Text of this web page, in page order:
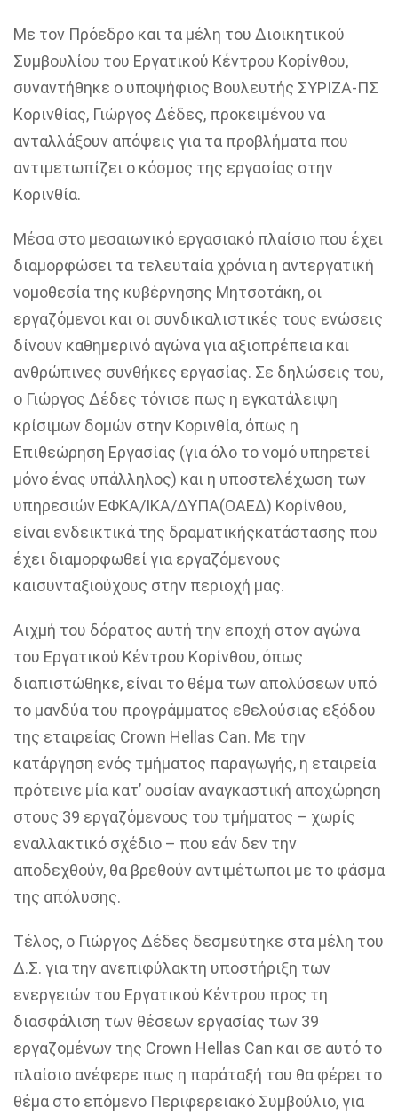
Με τον Πρόεδρο και τα μέλη του Διοικητικού
Συμβουλίου του Εργατικού Κέντρου Κορίνθου,
συναντήθηκε ο υποψήφιος Βουλευτής ΣΥΡΙΖΑ-ΠΣ
Κορινθίας, Γιώργος Δέδες, προκειμένου να
ανταλλάξουν απόψεις για τα προβλήματα που
αντιμετωπίζει ο κόσμος της εργασίας στην
Κορινθία.
Μέσα στο μεσαιωνικό εργασιακό πλαίσιο που έχει
διαμορφώσει τα τελευταία χρόνια η αντεργατική
νομοθεσία της κυβέρνησης Μητσοτάκη, οι
εργαζόμενοι και οι συνδικαλιστικές τους ενώσεις
δίνουν καθημερινό αγώνα για αξιοπρέπεια και
ανθρώπινες συνθήκες εργασίας. Σε δηλώσεις του,
ο Γιώργος Δέδες τόνισε πως η εγκατάλειψη
κρίσιμων δομών στην Κορινθία, όπως η
Επιθεώρηση Εργασίας (για όλο το νομό υπηρετεί
μόνο ένας υπάλληλος) και η υποστελέχωση των
υπηρεσιών ΕΦΚΑ/ΙΚΑ/ΔΥΠΑ(ΟΑΕΔ) Κορίνθου,
είναι ενδεικτικά της δραματικήςκατάστασης που
έχει διαμορφωθεί για εργαζόμενους
καισυνταξιούχους στην περιοχή μας.
Αιχμή του δόρατος αυτή την εποχή στον αγώνα
του Εργατικού Κέντρου Κορίνθου, όπως
διαπιστώθηκε, είναι το θέμα των απολύσεων υπό
το μανδύα του προγράμματος εθελούσιας εξόδου
της εταιρείας Crown Hellas Can. Με την
κατάργηση ενός τμήματος παραγωγής, η εταιρεία
πρότεινε μία κατ’ ουσίαν αναγκαστική αποχώρηση
στους 39 εργαζόμενους του τμήματος – χωρίς
εναλλακτικό σχέδιο – που εάν δεν την
αποδεχθούν, θα βρεθούν αντιμέτωποι με το φάσμα
της απόλυσης.
Τέλος, ο Γιώργος Δέδες δεσμεύτηκε στα μέλη του
Δ.Σ. για την ανεπιφύλακτη υποστήριξη των
ενεργειών του Εργατικού Κέντρου προς τη
διασφάλιση των θέσεων εργασίας των 39
εργαζομένων της Crown Hellas Can και σε αυτό το
πλαίσιο ανέφερε πως η παράταξή του θα φέρει το
θέμα στο επόμενο Περιφερειακό Συμβούλιο, για